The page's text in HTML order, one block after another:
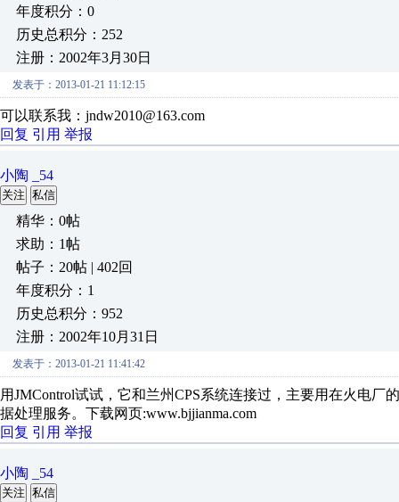
年度积分：0
历史总积分：252
注册：2002年3月30日
发表于：2013-01-21 11:12:15
可以联系我：jndw2010@163.com
回复 引用 举报
小陶 _54
关注 私信
精华：0帖
求助：1帖
帖子：20帖 | 402回
年度积分：1
历史总积分：952
注册：2002年10月31日
发表于：2013-01-21 11:41:42
用JMControl试试，它和兰州CPS系统连接过，主要用在火电
据处理服务。下载网页:www.bjjianma.com
回复 引用 举报
小陶 _54
关注 私信